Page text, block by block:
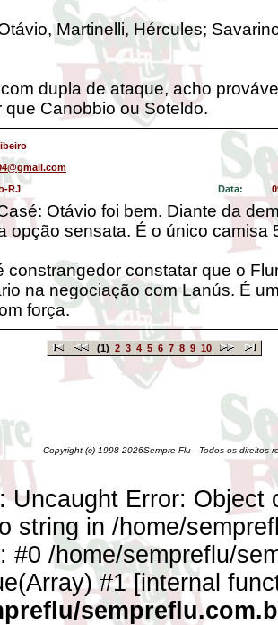
Martinelli, Hércules;
dupla de ataque, acho
que Canobbio ou Soteldo.
RJ Data:
Otávio foi bem. Diante da
opção sensata. É o único camisa
constrangedor constatar que o
na negociação com Lanús. É
força.
(1) 2 3 4 5 6 7 8 9 10
Copyright (c) 1998-2026Sempre Flu - Todos os direitos
: Uncaught Error: Object
string in /home/
#0 /home/sempreflu/
#1 [internal